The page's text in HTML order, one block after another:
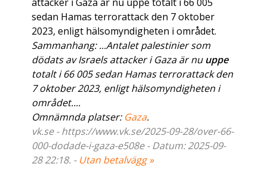
sedan Hamas terrorattack den 7 oktober
2023, enligt hälsomyndigheten i området.
Sammanhang: ...Antalet palestinier som
dödats av Israels attacker i Gaza är nuuppe
totalt i 66 005 sedan Hamas terrorattack den
7 oktober 2023, enligt hälsomyndigheten i
området....
Omnämnda platser: Gaza.
vk.se - https://www.vk.se/2025-09-28/over-66-
000-dodade-i-gaza-e508e - Datum: 2025-09-
28 22:18. - Utan betalvägg »